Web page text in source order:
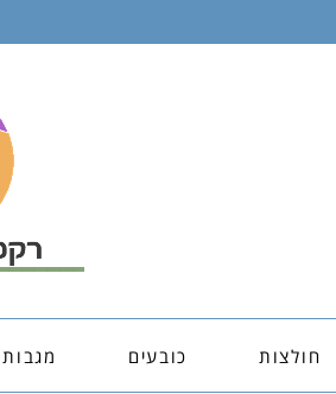
חולצות כובעים מגבות